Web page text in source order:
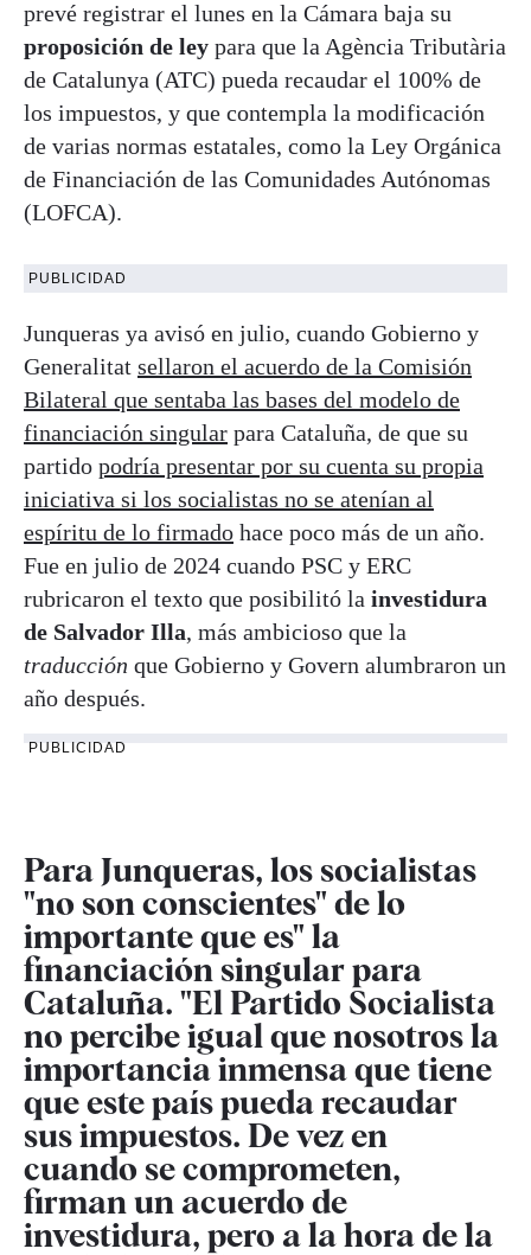
prevé registrar el lunes en la Cámara baja su
proposición de ley para que la Agència Tributària
de Catalunya (ATC) pueda recaudar el 100% de
los impuestos, y que contempla la modificación
de varias normas estatales, como la Ley Orgánica
de Financiación de las Comunidades Autónomas
(LOFCA).
PUBLICIDAD
Junqueras ya avisó en julio, cuando Gobierno y
Generalitat sellaron el acuerdo de la Comisión
Bilateral que sentaba las bases del modelo de
financiación singular para Cataluña, de que su
partido podría presentar por su cuenta su propia
iniciativa si los socialistas no se atenían al
espíritu de lo firmado hace poco más de un año.
Fue en julio de 2024 cuando PSC y ERC
rubricaron el texto que posibilitó la investidura
de Salvador Illa, más ambicioso que la
traducción que Gobierno y Govern alumbraron un
año después.
PUBLICIDAD
Para Junqueras, los socialistas
"no son conscientes" de lo
importante que es" la
financiación singular para
Cataluña. "El Partido Socialista
no percibe igual que nosotros la
importancia inmensa que tiene
que este país pueda recaudar
sus impuestos. De vez en
cuando se comprometen,
firman un acuerdo de
investidura, pero a la hora de la